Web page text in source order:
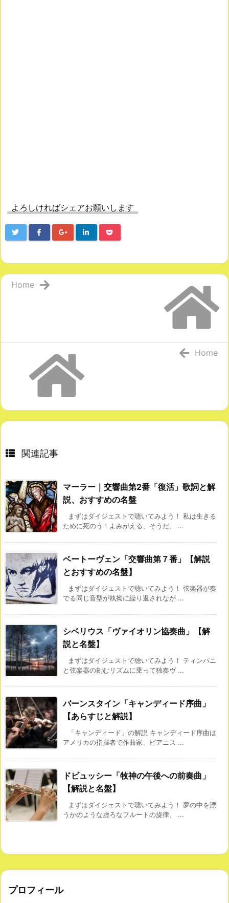
よろしければシェアお願いします
Home
Home
関連記事
マーラー｜交響曲第2番「復活」歌詞と解
説、おすすめの名盤
まずはダイジェストで聴いてみよう！ 私は生きる
ために死のう！よみがえる、そうだ、 ...
ベートーヴェン「交響曲第７番」【解説
とおすすめの名盤】
まずはダイジェストで聴いてみよう！ 弦楽器が奏
でる同じ音型が執拗に繰り返されなが ...
シベリウス「ヴァイオリン協奏曲」【解
説と名盤】
まずはダイジェストで聴いてみよう！ ティンパニ
と弦楽器の刻むリズムに乗って独奏ヴ ...
バーンスタイン「キャンディード序曲」
【あらすじと解説】
「キャンディード」の解説 キャンディード序曲は
アメリカの指揮者で作曲家、ピアニス ...
ドビュッシー「牧神の午後への前奏曲」
【解説と名盤】
まずはダイジェストで聴いてみよう！ 夢の中を漂
うかのような虚ろなフルートの旋律、 ...
プロフィール